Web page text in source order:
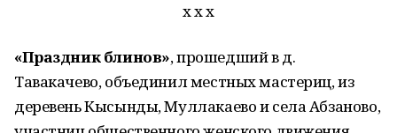
х х х
«Праздник блинов», прошедший в д.
Тавакачево, объединил местных мастериц, из
деревень Кысынды, Муллакаево и села Абзаново,